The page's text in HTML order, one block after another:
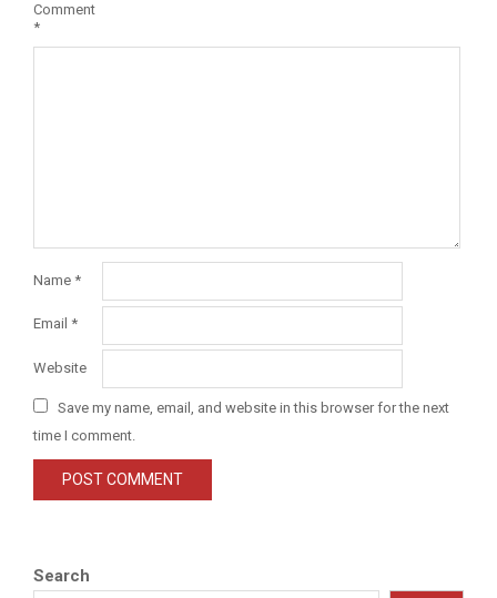
Comment
*
Name *
Email *
Website
Save my name, email, and website in this browser for the next
time I comment.
Search